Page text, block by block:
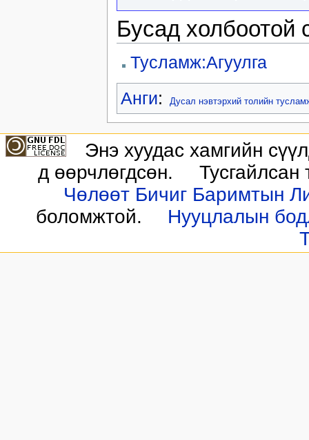
Бусад холбоотой
Тусламж:Агуулга
Анги: Дусал нэвтэрхий толийн
Энэ хуудас хамгийн
д өөрчлөгдсөн.
Тусгайлсан
Чөлөөт Бичиг Баримтын
боломжтой.
Нууцлалын